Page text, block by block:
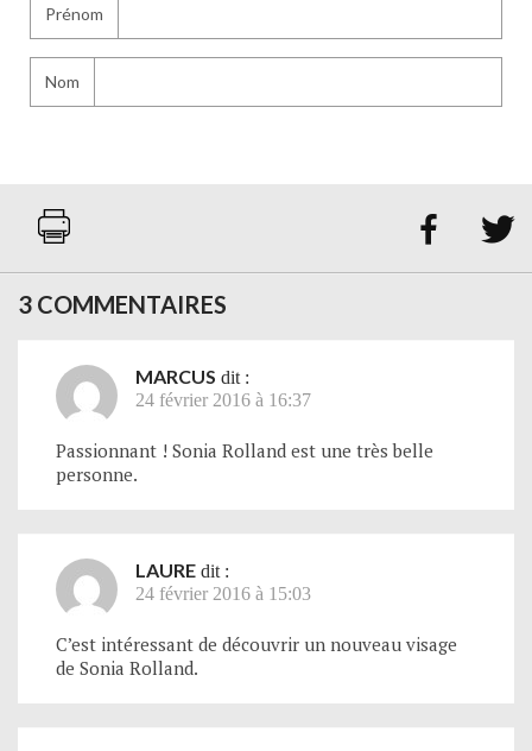
Prénom
Nom
 
3 COMMENTAIRES
MARCUS dit :
24 février 2016 à 16:37
Passionnant ! Sonia Rolland est une très belle
personne.
LAURE dit :
24 février 2016 à 15:03
C’est intéressant de découvrir un nouveau visage
de Sonia Rolland.